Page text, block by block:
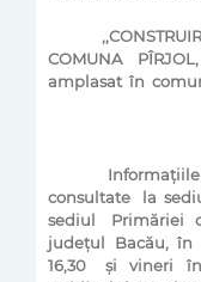
COMUNA
PÎRJOL,
amplasat în
Informațiile
consultate
la
sediul
Primăriei
județul
Bacău, în
16,30
și vineri